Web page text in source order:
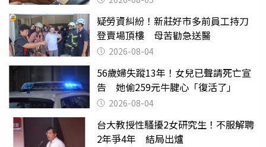
疑勞資糾紛！新莊好市多前員工持刀
登賣場頂樓 母苦勸急送醫
2026-08-04
56歲婦失蹤13年！女兒已聲請死亡宣
告 她偷259元牛腱心「復活了」
2026-08-04
台大教授性騷擾2女研究生！不服解聘
2年爭4年 結局出爐